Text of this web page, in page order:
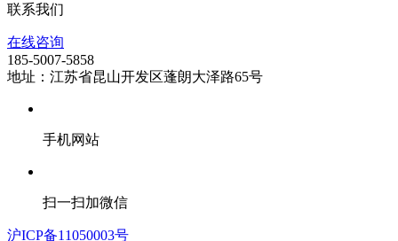
联系我们
在线咨询
185-5007-5858
地址：江苏省昆山开发区蓬朗大泽路65号
手机网站
扫一扫加微信
沪ICP备11050003号